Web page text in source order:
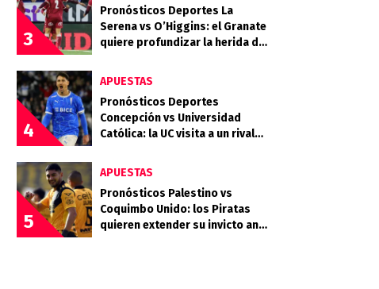
3
Pronósticos Deportes La
Serena vs O’Higgins: el Granate
quiere profundizar la herida del
4
APUESTAS
Pronósticos Deportes
Concepción vs Universidad
Católica: la UC visita a un rival
5
APUESTAS
Pronósticos Palestino vs
Coquimbo Unido: los Piratas
quieren extender su invicto ante